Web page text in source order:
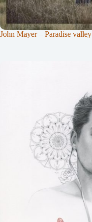
John Mayer – Paradise valley